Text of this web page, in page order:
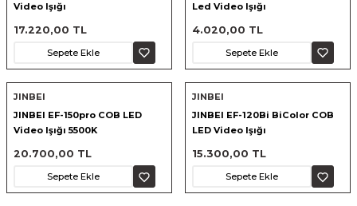
Video Işığı
17.220,00 TL
Sepete Ekle
Led Video Işığı
4.020,00 TL
Sepete Ekle
JINBEI
JINBEI EF-150pro COB LED
Video Işığı 5500K
20.700,00 TL
Sepete Ekle
JINBEI
JINBEI EF-120Bi BiColor COB
LED Video Işığı
15.300,00 TL
Sepete Ekle